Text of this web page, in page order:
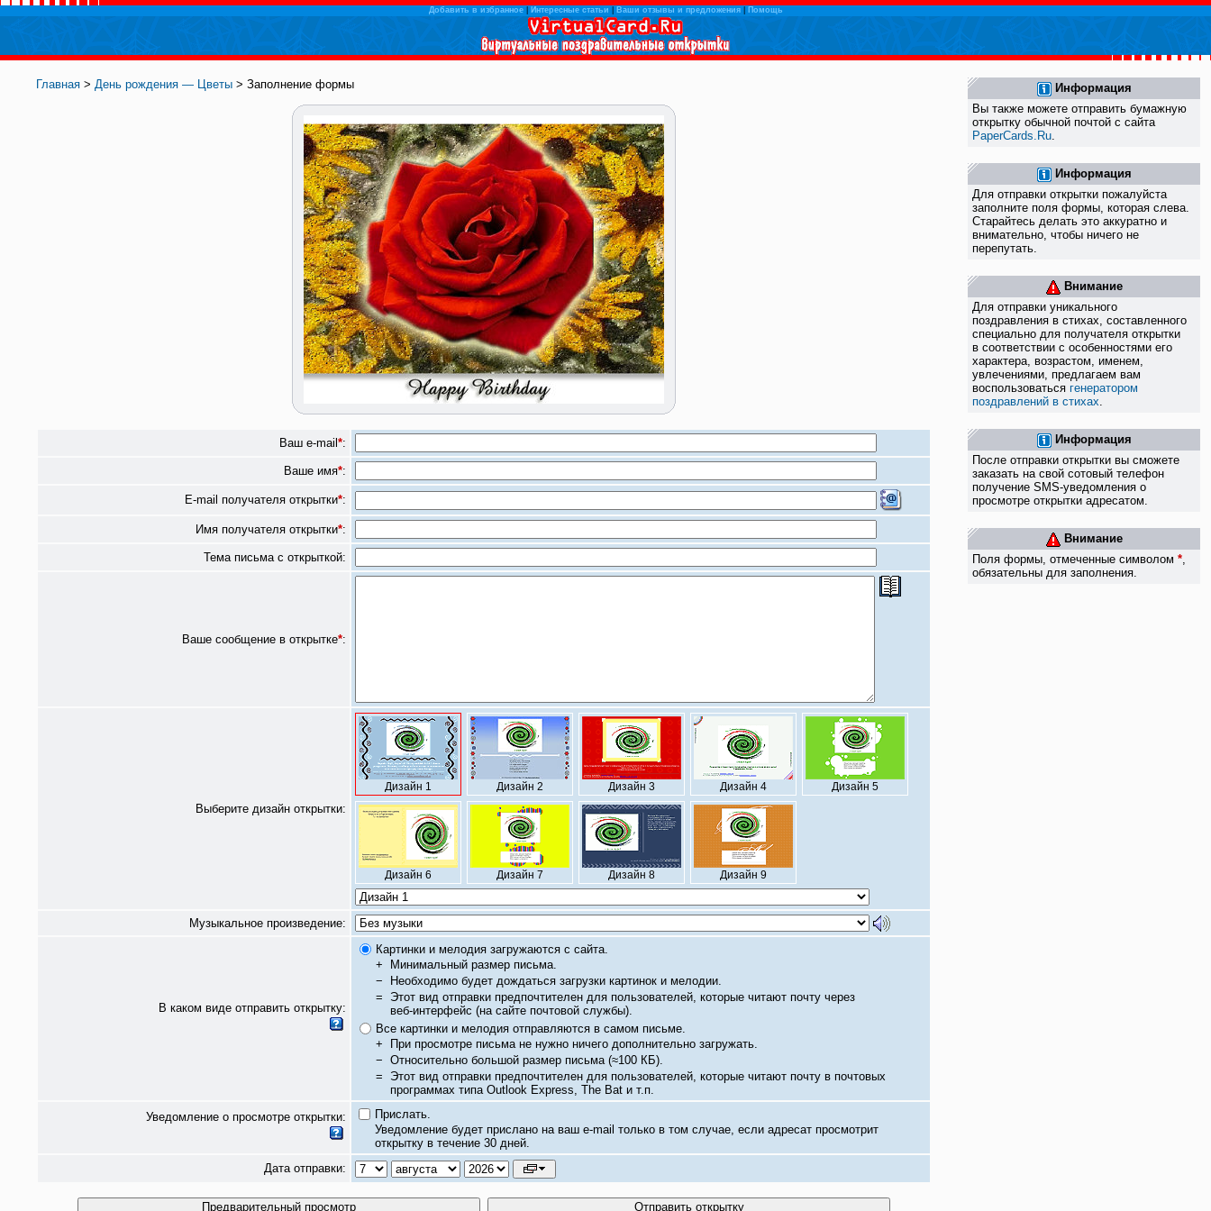
Добавить в избранное| Интересные статьи Ваши отзывы и предложения| Помощь
Главная > День рождения — Цветы > Заполнение формы
Ваш e-mail *:
Ваше имя*:
E-mail получателя открытки*:
Имя получателя открытки*:
Тема письма с открыткой:
Ваше сообщение в открытке*:
Выберите дизайн открытки:
Дизайн 1 Дизайн 2 Дизайн 3 Дизайн 4 Дизайн 5
Дизайн 6 Дизайн 7 Дизайн 8 Дизайн 9
Музыкальное произведение:
В каком виде отправить открытку:
Картинки и мелодия загружаются с сайта.
+
Минимальный размер письма.
−
Необходимо будет дождаться загрузки картинок и мелодии.
= Этот вид отправки предпочтителен для пользователей, которые читают почту через
веб-интерфейс (на сайте почтовой службы).
Все картинки и мелодия отправляются в самом письме.
+
При просмотре письма не нужно ничего дополнительно загружать.
− Относительно большой размер письма (≈100 КБ).
= Этот вид отправки предпочтителен для пользователей, которые читают почту в почтовых
программах типа Outlook Express, The Bat и т.п.
Уведомление о просмотре открытки:
Прислать.
Уведомление будет прислано на ваш e-mail только в том случае, если адресат просмотрит
открытку в течение 30 дней.
Дата отправки:
Информация
Вы также можете отправить бумажную
открытку обычной почтой с сайта
PaperCards.Ru.
Информация
Для отправки открытки пожалуйста
заполните поля формы, которая слева.
Старайтесь делать это аккуратно и
внимательно, чтобы ничего не
перепутать.
Внимание
Для отправки уникального
поздравления в стихах, составленного
специально для получателя открытки
в соответствии с особенностями его
характера, возрастом, именем,
увлечениями, предлагаем вам
воспользоваться генератором
поздравлений в стихах.
Информация
После отправки открытки вы сможете
заказать на свой сотовый телефон
получение SMS-уведомления о
просмотре открытки адресатом.
Внимание
Поля формы, отмеченные символом*,
обязательны для заполнения.